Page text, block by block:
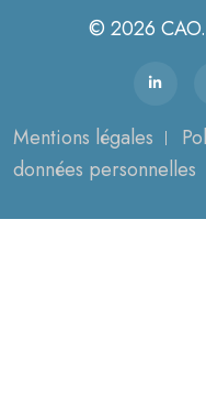
© 2026
Mentions légales
données personnelles